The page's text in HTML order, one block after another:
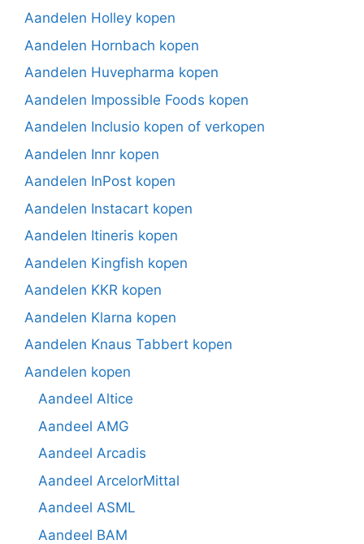
Aandelen Holley kopen
Aandelen Hornbach kopen
Aandelen Huvepharma kopen
Aandelen Impossible Foods kopen
Aandelen Inclusio kopen of verkopen
Aandelen Innr kopen
Aandelen InPost kopen
Aandelen Instacart kopen
Aandelen Itineris kopen
Aandelen Kingfish kopen
Aandelen KKR kopen
Aandelen Klarna kopen
Aandelen Knaus Tabbert kopen
Aandelen kopen
Aandeel Altice
Aandeel AMG
Aandeel Arcadis
Aandeel ArcelorMittal
Aandeel ASML
Aandeel BAM